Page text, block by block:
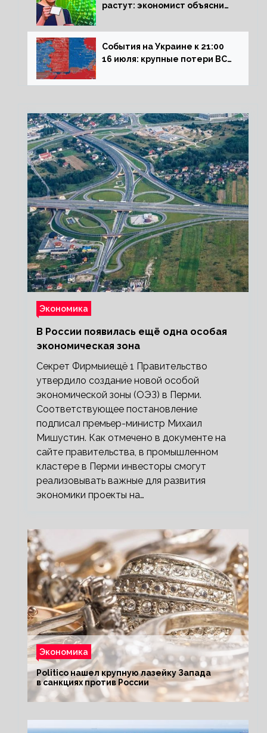
растут: экономист объяснил
на рынок РФ
События на Украине к 21:00
16 июля: крупные потери ВСУ
обстреливает Донбасс из
Экономика
В России появилась ещё одна особая
экономическая зона
Секрет Фирмыиещё 1 Правительство
утвердило создание новой особой
экономической зоны (ОЭЗ) в Перми.
Соответствующее постановление
подписал премьер-министр Михаил
Мишустин. Как отмечено в документе на
сайте правительства, в промышленном
кластере в Перми инвесторы смогут
реализовывать важные для развития
экономики проекты на…
Экономика
Politico нашел крупную лазейку Запада
в санкциях против России